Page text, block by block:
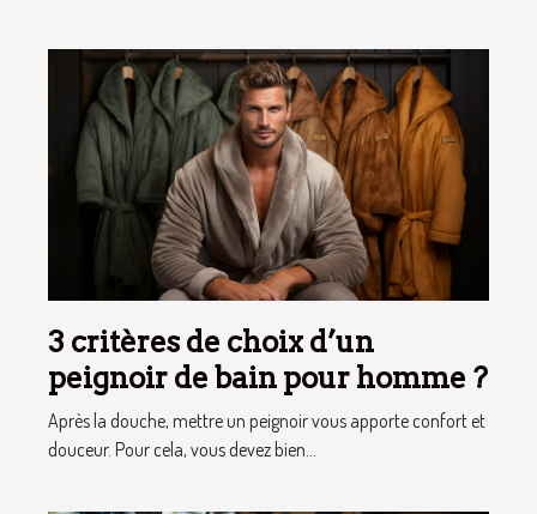
3 critères de choix d’un
peignoir de bain pour homme ?
Après la douche, mettre un peignoir vous apporte confort et
douceur. Pour cela, vous devez bien...